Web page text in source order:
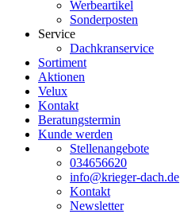
Werbeartikel
Sonderposten
Service
Dachkranservice
Sortiment
Aktionen
Velux
Kontakt
Beratungstermin
Kunde werden
Stellenangebote
034656620
info@krieger-dach.de
Kontakt
Newsletter